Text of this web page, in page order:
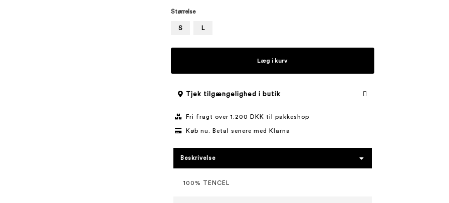
Størrelse
S L
Læg i kurv
Tjek tilgængelighed i butik
Fri fragt over 1.200 DKK til pakkeshop
Køb nu. Betal senere med Klarna
Beskrivelse
100% TENCEL